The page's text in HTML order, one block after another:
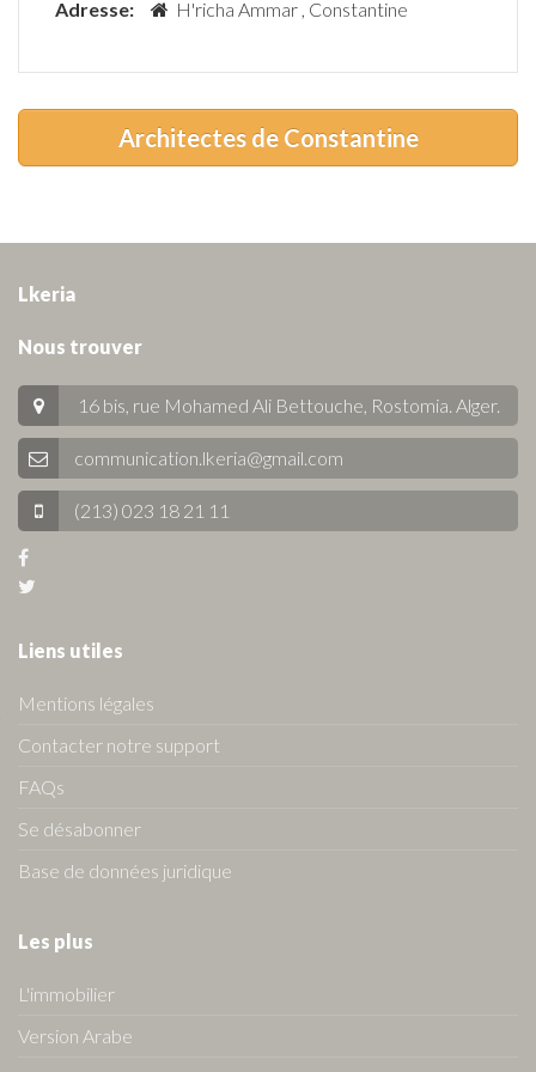
Adresse:
H'richa Ammar , Constantine
Architectes de Constantine
Lkeria
Nous trouver
16 bis, rue Mohamed Ali Bettouche, Rostomia. Alger.
communication.lkeria@gmail.com
(213) 023 18 21 11
Liens utiles
Mentions légales
Contacter notre support
FAQs
Se désabonner
Base de données juridique
Les plus
L'immobilier
Version Arabe